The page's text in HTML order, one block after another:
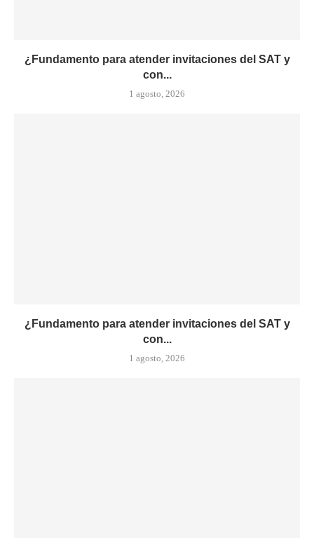
¿Fundamento para atender invitaciones del SAT y
con...
1 agosto, 2026
¿Fundamento para atender invitaciones del SAT y
con...
1 agosto, 2026